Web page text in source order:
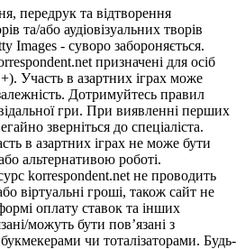
передрук та відтворення
та/або аудіовізуальних творів
Images - суворо забороняється.
призначені для осіб
Участь в азартних іграх може
Дотримуйтесь правил
гри. При виявленні перших
зверніться до спеціаліста.
в азартних іграх не може бути
альтернативою роботі.
korrespondent.net не проводить
віртуальні гроші, також сайт не
оплату ставок та інших
можуть бути пов’язані з
чи тоталізаторами. Будь-